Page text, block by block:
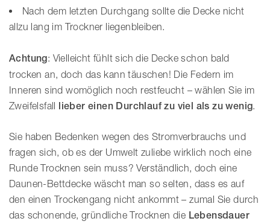
Nach dem letzten Durchgang sollte die Decke nicht
allzu lang im Trockner liegenbleiben.
Achtung: Vielleicht fühlt sich die Decke schon bald
trocken an, doch das kann täuschen! Die Federn im
Inneren sind womöglich noch restfeucht – wählen Sie im
Zweifelsfall lieber einen Durchlauf zu viel als zu wenig.
Sie haben Bedenken wegen des Stromverbrauchs und
fragen sich, ob es der Umwelt zuliebe wirklich noch eine
Runde Trocknen sein muss? Verständlich, doch eine
Daunen-Bettdecke wäscht man so selten, dass es auf
den einen Trockengang nicht ankommt – zumal Sie durch
das schonende, gründliche Trocknen die Lebensdauer